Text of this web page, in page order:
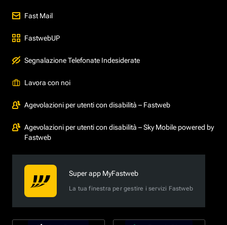
Fast Mail
FastwebUP
Segnalazione Telefonate Indesiderate
Lavora con noi
Agevolazioni per utenti con disabilità – Fastweb
Agevolazioni per utenti con disabilità – Sky Mobile powered by
Fastweb
Super app MyFastweb
La tua finestra per gestire i servizi Fastweb